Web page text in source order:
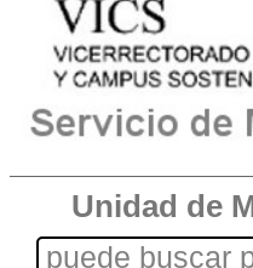
Unidad de